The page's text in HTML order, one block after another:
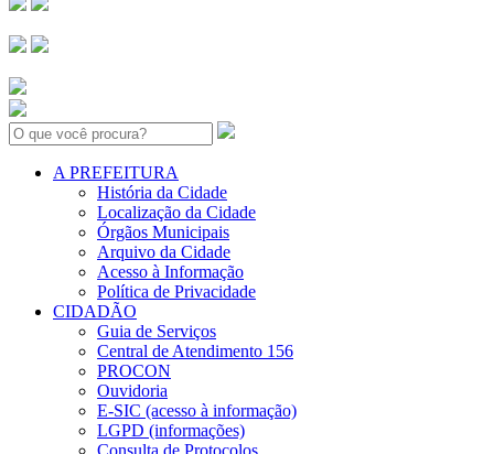
Search:
A PREFEITURA
História da Cidade
Localização da Cidade
Órgãos Municipais
Arquivo da Cidade
Acesso à Informação
Política de Privacidade
CIDADÃO
Guia de Serviços
Central de Atendimento 156
PROCON
Ouvidoria
E-SIC (acesso à informação)
LGPD (informações)